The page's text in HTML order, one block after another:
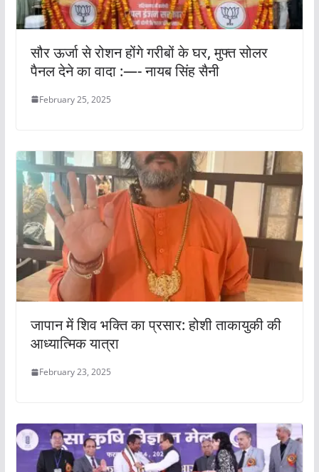
सौर ऊर्जा से रोशन होंगे गरीबों के घर, मुफ्त सोलर
पैनल देने का वादा :—- नायब सिंह सैनी
February 25, 2025
जापान में शिव भक्ति का प्रसार: होशी ताकायुकी की
आध्यात्मिक यात्रा
February 23, 2025